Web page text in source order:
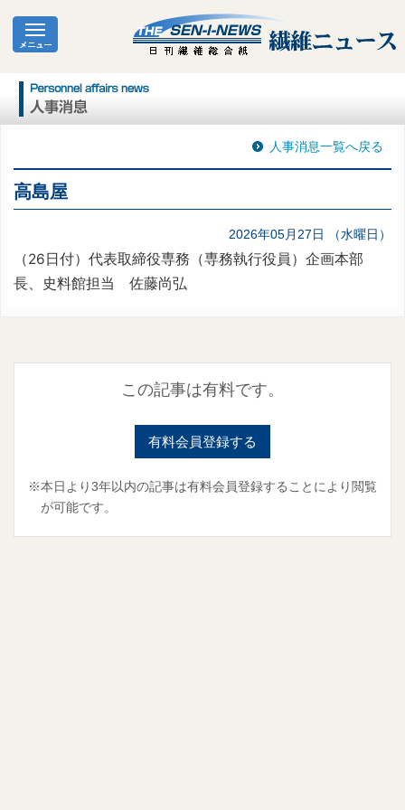
人事消息一覧へ戻る
高島屋
2026年05月27日 （水曜日）
（26日付）代表取締役専務（専務執行役員）企画本部
長、史料館担当 佐藤尚弘
この記事は有料です。
有料会員登録する
※本日より3年以内の記事は有料会員登録することにより閲覧
が可能です。